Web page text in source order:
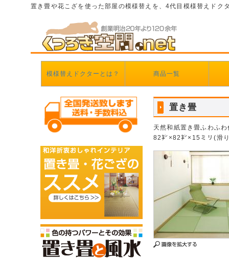
置き畳や花こざを使った部屋の模様替えを、4代目模様替えドク
模様替えドクターとは？ 商品一覧
置き畳
天然和紙置き畳ふわふ
82㌢×82㌢×15ミリ(滑